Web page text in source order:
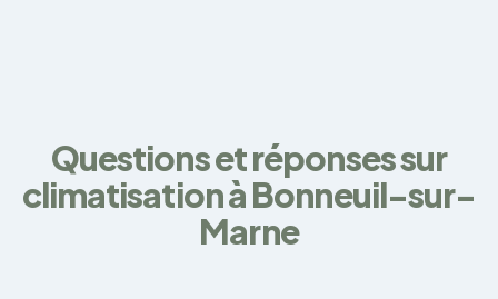
Questions et réponses sur
climatisation à Bonneuil-sur-
Marne